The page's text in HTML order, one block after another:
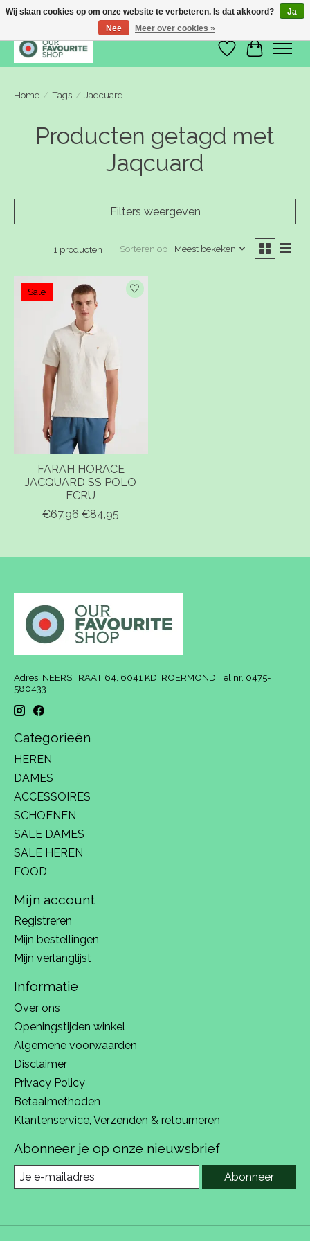
Verlanglijst
Home / Tags / Jaqcuard
Producten getagd met
Jaqcuard
Filters weergeven
1 producten Sorteren op Meest bekeken
Sale
FARAH HORACE
JACQUARD SS POLO
ECRU
€67,96 €84,95
Adres: NEERSTRAAT 64, 6041 KD, ROERMOND Tel.nr. 0475-
580433
Categorieën
HEREN
DAMES
ACCESSOIRES
SCHOENEN
SALE DAMES
SALE HEREN
FOOD
Mijn account
Registreren
Mijn bestellingen
Mijn verlanglijst
Informatie
Over ons
Openingstijden winkel
Algemene voorwaarden
Disclaimer
Privacy Policy
Betaalmethoden
Klantenservice, Verzenden & retourneren
Abonneer je op onze nieuwsbrief
Abonneer
Wij slaan cookies op om onze website te verbeteren. Is dat akkoord?
Ja
Nee
Meer over cookies »